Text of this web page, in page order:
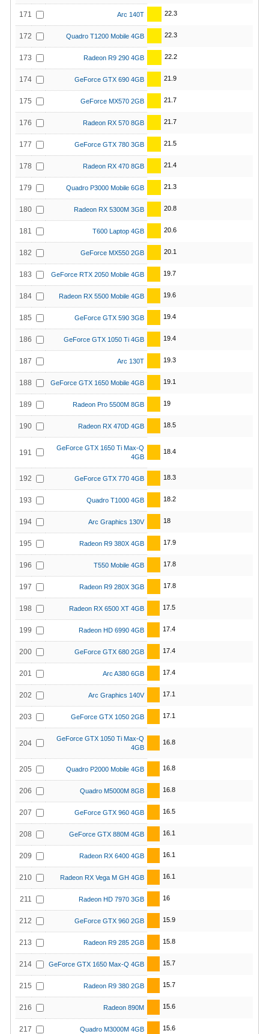
171 Arc 140T 22.3
172 Quadro T1200 Mobile 4GB 22.3
173 Radeon R9 290 4GB 22.2
174 GeForce GTX 690 4GB 21.9
175 GeForce MX570 2GB 21.7
176 Radeon RX 570 8GB 21.7
177 GeForce GTX 780 3GB 21.5
178 Radeon RX 470 8GB 21.4
179 Quadro P3000 Mobile 6GB 21.3
180 Radeon RX 5300M 3GB 20.8
181 T600 Laptop 4GB 20.6
182 GeForce MX550 2GB 20.1
183 GeForce RTX 2050 Mobile 4GB 19.7
184 Radeon RX 5500 Mobile 4GB 19.6
185 GeForce GTX 590 3GB 19.4
186 GeForce GTX 1050 Ti 4GB 19.4
187 Arc 130T 19.3
188 GeForce GTX 1650 Mobile 4GB 19.1
189 Radeon Pro 5500M 8GB 19
190 Radeon RX 470D 4GB 18.5
191
GeForce GTX 1650 Ti Max-Q
4GB
18.4
192 GeForce GTX 770 4GB 18.3
193 Quadro T1000 4GB 18.2
194 Arc Graphics 130V 18
195 Radeon R9 380X 4GB 17.9
196 T550 Mobile 4GB 17.8
197 Radeon R9 280X 3GB 17.8
198 Radeon RX 6500 XT 4GB 17.5
199 Radeon HD 6990 4GB 17.4
200 GeForce GTX 680 2GB 17.4
201 Arc A380 6GB 17.4
202 Arc Graphics 140V 17.1
203 GeForce GTX 1050 2GB 17.1
204
GeForce GTX 1050 Ti Max-Q
4GB
16.8
205 Quadro P2000 Mobile 4GB 16.8
206 Quadro M5000M 8GB 16.8
207 GeForce GTX 960 4GB 16.5
208 GeForce GTX 880M 4GB 16.1
209 Radeon RX 6400 4GB 16.1
210 Radeon RX Vega M GH 4GB 16.1
211 Radeon HD 7970 3GB 16
212 GeForce GTX 960 2GB 15.9
213 Radeon R9 285 2GB 15.8
214 GeForce GTX 1650 Max-Q 4GB 15.7
215 Radeon R9 380 2GB 15.7
216 Radeon 890M 15.6
217 Quadro M3000M 4GB 15.6